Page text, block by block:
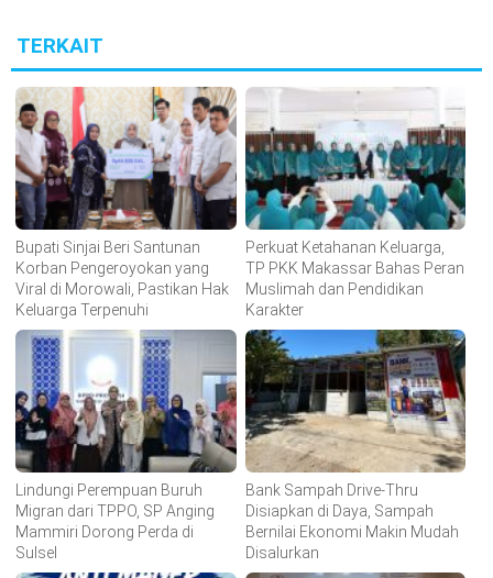
TERKAIT
Bupati Sinjai Beri Santunan
Korban Pengeroyokan yang
Viral di Morowali, Pastikan Hak
Keluarga Terpenuhi
Perkuat Ketahanan Keluarga,
TP PKK Makassar Bahas Peran
Muslimah dan Pendidikan
Karakter
Lindungi Perempuan Buruh
Migran dari TPPO, SP Anging
Mammiri Dorong Perda di
Sulsel
Bank Sampah Drive-Thru
Disiapkan di Daya, Sampah
Bernilai Ekonomi Makin Mudah
Disalurkan